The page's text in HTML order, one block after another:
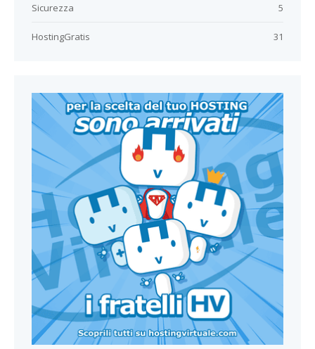
5
Sicurezza
31
HostingGratis